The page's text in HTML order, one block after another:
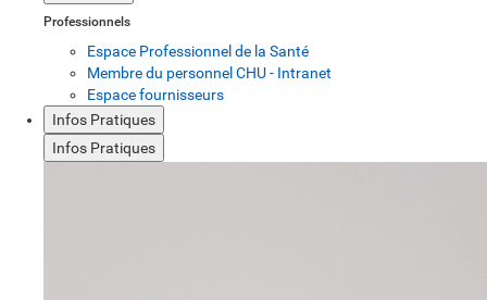
Professionnels
Espace Professionnel de la Santé
Membre du personnel CHU - Intranet
Espace fournisseurs
Infos Pratiques
Infos Pratiques